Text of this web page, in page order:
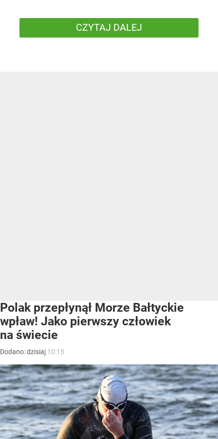
CZYTAJ DALEJ
Polak przepłynął Morze Bałtyckie
wpław! Jako pierwszy człowiek
na świecie
Dodano:dzisiaj 10:15